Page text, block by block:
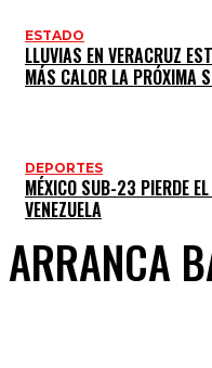
ESTADO
LLUVIAS EN VERACRUZ
MÁS CALOR LA PRÓXIMA
DEPORTES
MÉXICO SUB-23 PIERDE
VENEZUELA
ARRANCA